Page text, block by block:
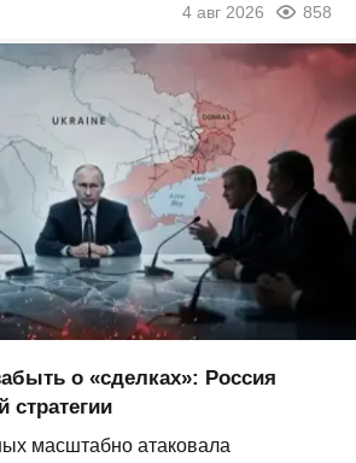
4 авг 2026 858
о «сделках»: Россия
стратегии
масштабно атаковала